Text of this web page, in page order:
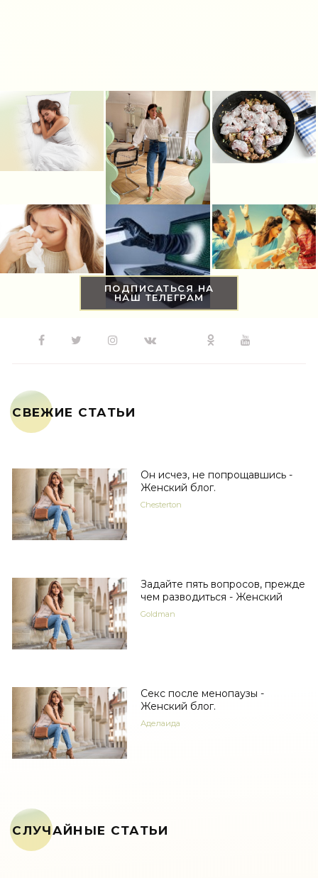
ПОДПИСАТЬСЯ НА
НАШ ТЕЛЕГРАМ
СВЕЖИЕ СТАТЬИ
Он исчез, не попрощавшись -
Женский блог.
Chesterton
Задайте пять вопросов, прежде
чем разводиться - Женский
Goldman
Секс после менопаузы -
Женский блог.
Аделаида
СЛУЧАЙНЫЕ СТАТЬИ